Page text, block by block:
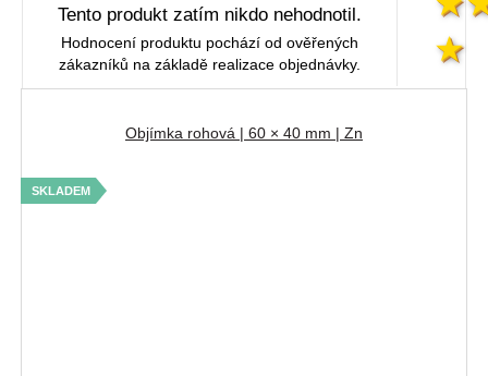
Tento produkt zatím nikdo nehodnotil.
Hodnocení produktu pochází od ověřených
zákazníků na základě realizace objednávky.
Objímka rohová | 60 × 40 mm | Zn
SKLADEM